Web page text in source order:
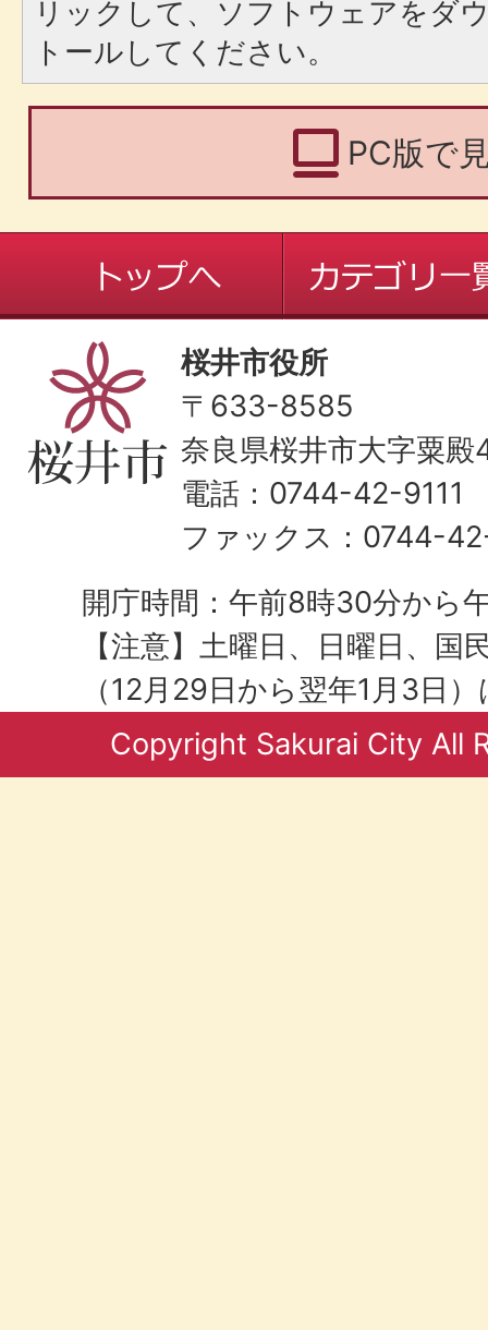
リックして、ソフトウェアをダ
トールしてください。
PC版で
桜井市役所
〒633-8585
奈良県桜井市大字粟
電話：0744-42-9111
ファックス：0744-
開庁時間：午前8時30分から
【注意】土曜日、日曜日、国
（12月29日から翌年1月3日
Copyright Sakurai City All